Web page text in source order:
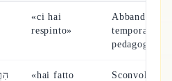
«ci hai
respinto»
Abbandono
temporaneo
pedagogico
«hai fatto